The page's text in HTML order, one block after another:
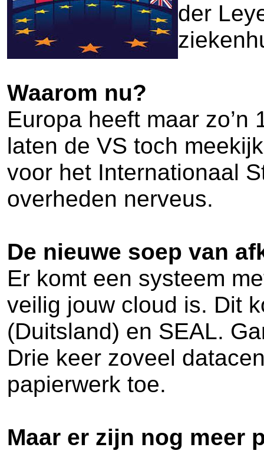
der
Waarom nu?
Europa heeft maar
laten de VS toch
voor het Internationaal
overheden nerveus.
De nieuwe soep van
Er komt een systeem
veilig jouw cloud is. Dit
(Duitsland) en SEAL.
Drie keer zoveel
papierwerk toe.
Maar er zijn nog meer